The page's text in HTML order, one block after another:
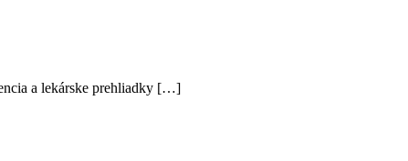
a lekárske prehliadky […]